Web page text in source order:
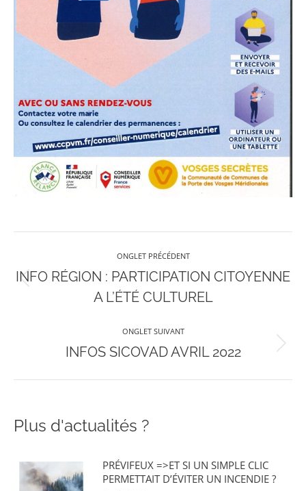
Navigation
de
commentaire
ONGLET PRÉCÉDENT
Onglet
précédent
INFO RÉGION : PARTICIPATION CITOYENNE
A L’ÉTÉ CULTUREL
ONGLET SUIVANT
Onglet
INFOS SICOVAD AVRIL 2022
Plus d'actualités ?
PRÉVIFEUX =>ET SI UN SIMPLE CLIC
PERMETTAIT D’ÉVITER UN INCENDIE ?